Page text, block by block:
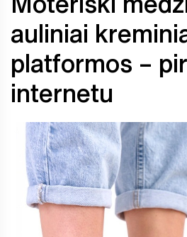
auliniai
platformos –
internetu